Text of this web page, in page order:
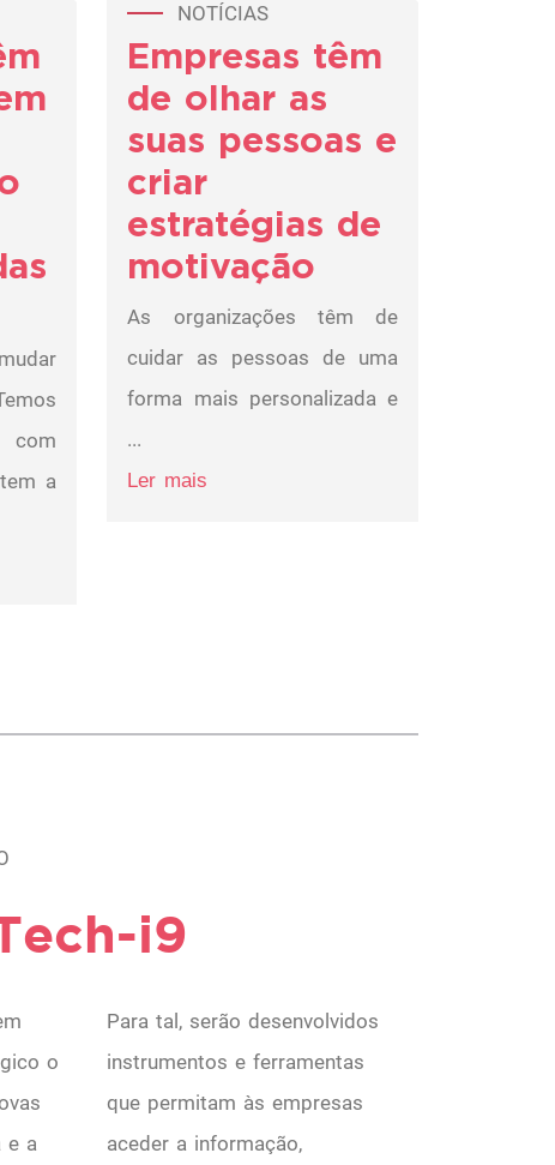
a
NOTÍCIAS
Empresas têm
de olhar as
suas pessoas e
criar
estratégias de
motivação
As organizações têm de
cuidar as pessoas de uma
forma mais personalizada e
...
Ler mais
i9
o
e a
Para tal, serão desenvolvidos
instrumentos e ferramentas
que permitam às empresas
aceder a informação,